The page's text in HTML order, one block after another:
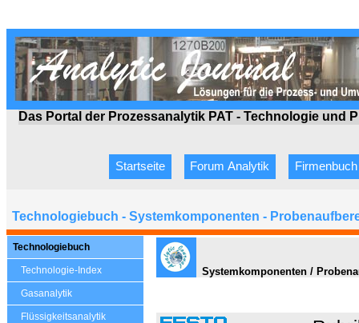
Das Portal der Prozessanalytik PAT - Technologie und
Startseite Forum Analytik Firmenbuch
Technologiebuch - Systemkomponenten -
Technologiebuch
Technologie-Index
Gasanalytik
Flüssigkeitsanalytik
Systemkomponenten /